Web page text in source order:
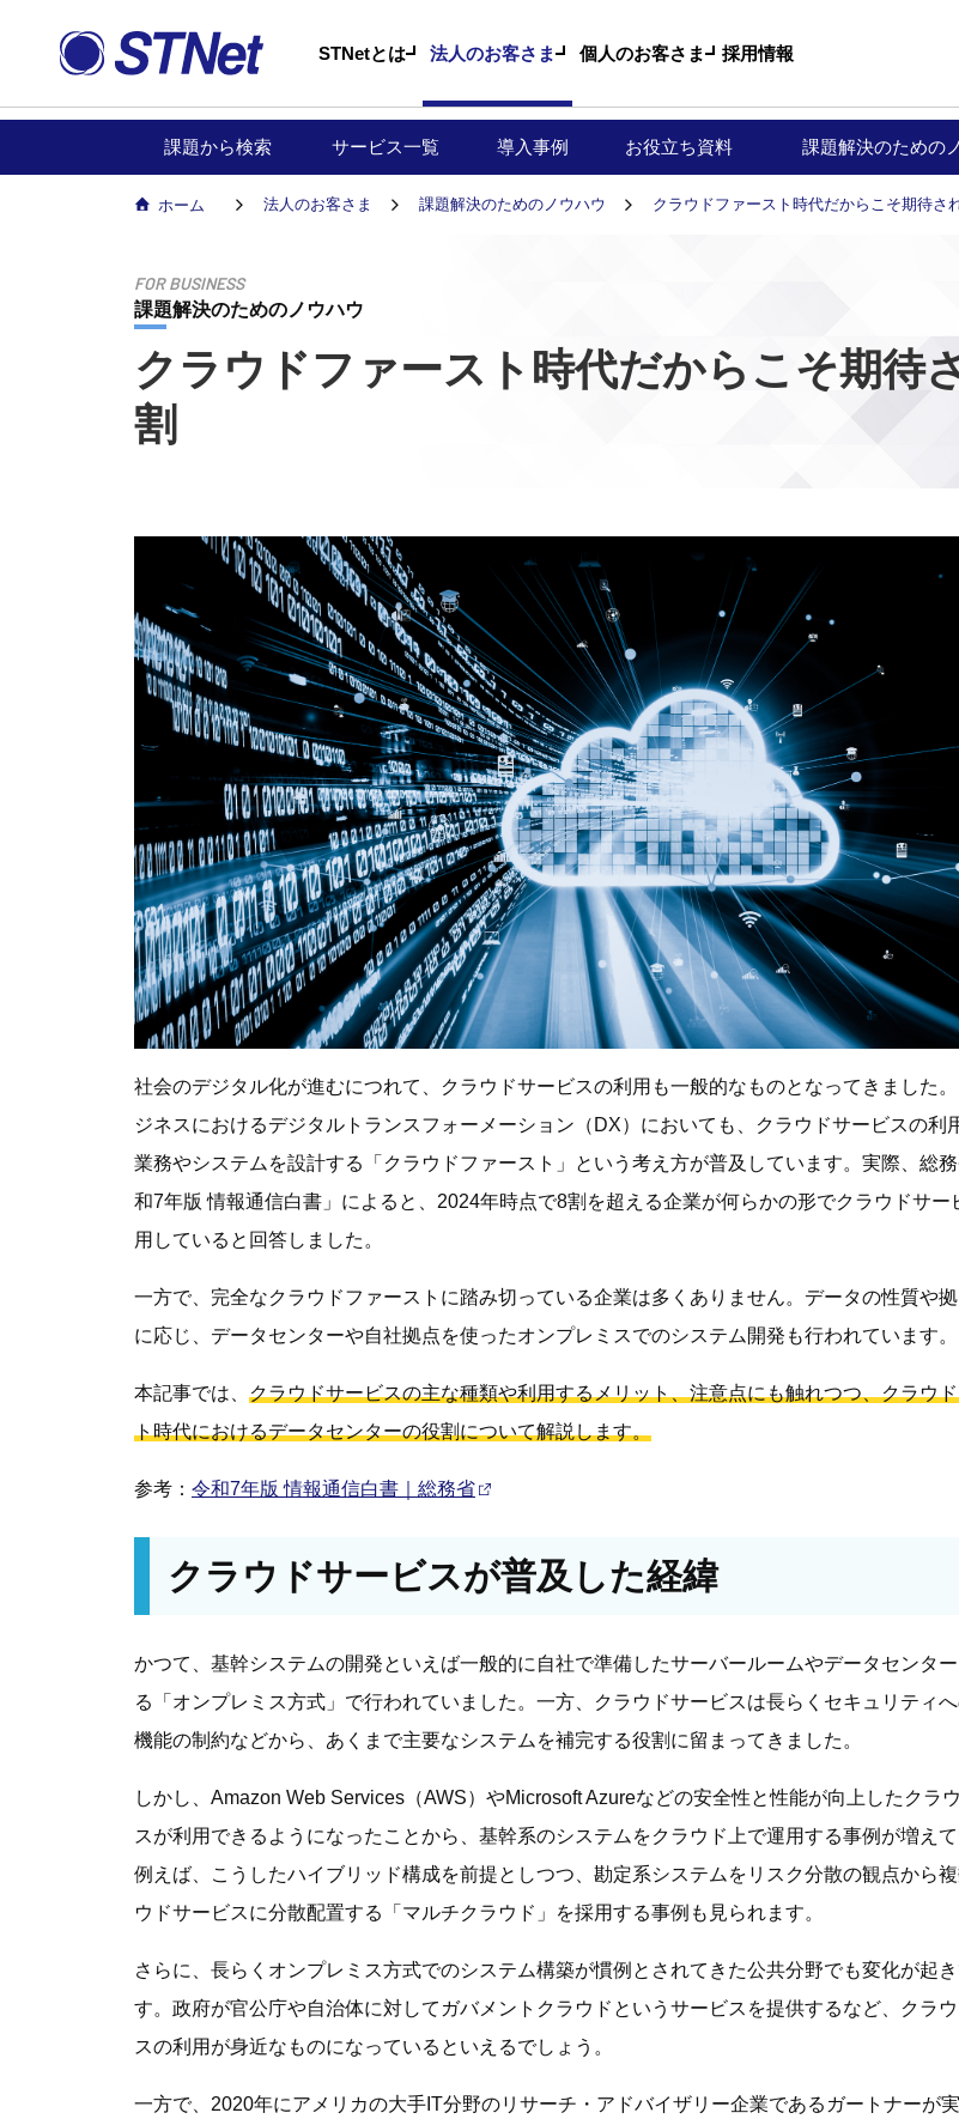
STNetとは 法人のお客さま 個人のお客さま 採用情報
課題から検索 サービス一覧 導入事例 お役立ち資料 課題解決のための
ホーム 法人のお客さま 課題解決のためのノウハウ クラウドファースト時代だからこそ期待さ
クラウドファースト時代だからこそ期待
割
FOR BUSINESS
課題解決のためのノウハウ
社会のデジタル化が進むにつれて、クラウドサービスの利用も一般的なものとなってきました
ジネスにおけるデジタルトランスフォーメーション（DX）においても、クラウドサービスの利
業務やシステムを設計する「クラウドファースト」という考え方が普及しています。実際、総
和7年版 情報通信白書」によると、2024年時点で8割を超える企業が何らかの形でクラウドサー
用していると回答しました。
一方で、完全なクラウドファーストに踏み切っている企業は多くありません。データの性質や
に応じ、データセンターや自社拠点を使ったオンプレミスでのシステム開発も行われています。
本記事では、 クラウドサービスの主な種類や利用するメリット、注意点にも触れつつ、クラウ
ト時代におけるデータセンターの役割について解説します。
参考： 令和7年版 情報通信白書｜総務省
クラウドサービスが普及した経緯
かつて、基幹システムの開発といえば一般的に自社で準備したサーバールームやデータセンタ
る「オンプレミス方式」で行われていました。一方、クラウドサービスは長らくセキュリティ
機能の制約などから、あくまで主要なシステムを補完する役割に留まってきました。
しかし、Amazon Web Services（AWS）やMicrosoft Azureなどの安全性と性能が向上したクラ
スが利用できるようになったことから、基幹系のシステムをクラウド上で運用する事例が増えて
例えば、こうしたハイブリッド構成を前提としつつ、勘定系システムをリスク分散の観点から
ウドサービスに分散配置する「マルチクラウド」を採用する事例も見られます。
さらに、長らくオンプレミス方式でのシステム構築が慣例とされてきた公共分野でも変化が起き
す。政府が官公庁や自治体に対してガバメントクラウドというサービスを提供するなど、クラ
スの利用が身近なものになっているといえるでしょう。
一方で、2020年にアメリカの大手IT分野のリサーチ・アドバイザリー企業であるガートナーが